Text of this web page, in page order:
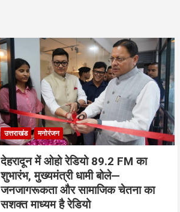
उत्तराखंड मनोरंजन
देहरादून में ओहो रेडियो 89.2 FM का
शुभारंभ, मुख्यमंत्री धामी बोले—
जनजागरूकता और सामाजिक चेतना का
सशक्त माध्यम है रेडियो